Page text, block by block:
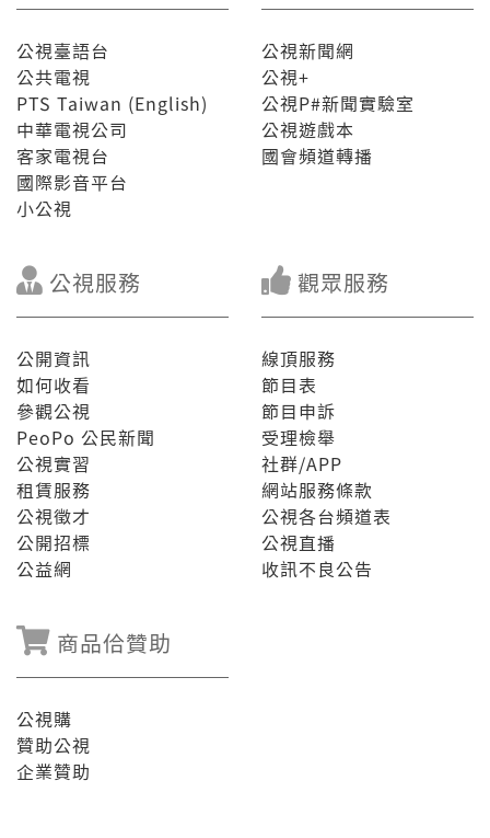
公視臺語台
公共電視
PTS Taiwan (English)
中華電視公司
客家電視台
國際影音平台
小公視
公視新聞網
公視+
公視P#新聞實驗室
公視遊戲本
國會頻道轉播
公視服務
公開資訊
如何收看
參觀公視
PeoPo 公民新聞
公視實習
租賃服務
公視徵才
公開招標
公益網
觀眾服務
線頂服務
節目表
節目申訴
受理檢舉
社群/APP
網站服務條款
公視各台頻道表
公視直播
收訊不良公告
商品佮贊助
公視購
贊助公視
企業贊助